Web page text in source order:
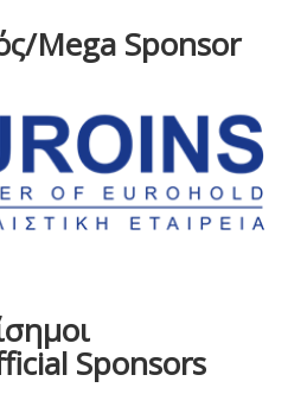
Mega Sponsor
Sponsors